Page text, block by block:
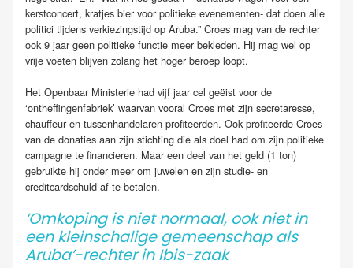
kerstconcert, kratjes bier voor politieke evenementen- dat doen alle
politici tijdens verkiezingstijd op Aruba.” Croes mag van de rechter
ook 9 jaar geen politieke functie meer bekleden. Hij mag wel op
vrije voeten blijven zolang het hoger beroep loopt.
Het Openbaar Ministerie had vijf jaar cel geëist voor de
‘ontheffingenfabriek’ waarvan vooral Croes met zijn secretaresse,
chauffeur en tussenhandelaren profiteerden. Ook profiteerde Croes
van de donaties aan zijn stichting die als doel had om zijn politieke
campagne te financieren. Maar een deel van het geld (1 ton)
gebruikte hij onder meer om juwelen en zijn studie- en
creditcardschuld af te betalen.
‘Omkoping is niet normaal, ook niet in
een kleinschalige gemeenschap als
Aruba’-rechter in Ibis-zaak